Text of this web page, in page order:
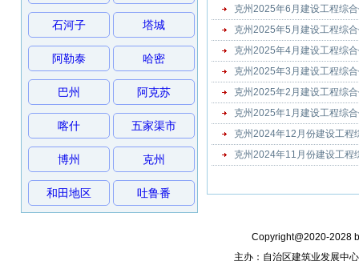
石河子 塔城
阿勒泰 哈密
巴州 阿克苏
喀什 五家渠市
博州 克州
和田地区 吐鲁番
克州2025年6月建设工程综
克州2025年5月建设工程综
克州2025年4月建设工程综
克州2025年3月建设工程综
克州2025年2月建设工程综
克州2025年1月建设工程综
克州2024年12月份建设工程
克州2024年11月份建设工程
Copyright@2020-2028
主办：自治区建筑业发展中